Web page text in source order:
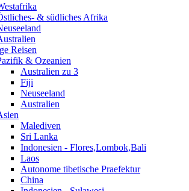
& südliches Afrika
Reisen
& Ozeanien
Australien zu 3
Fiji
Neuseeland
Australien
Malediven
Sri Lanka
Indonesien - Flores,Lombok,Bali
Laos
Autonome tibetische Praefektur
China